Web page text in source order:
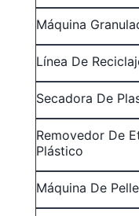
Máquina
Línea De
Secadora De
Removedor De
Plástico
Máquina De